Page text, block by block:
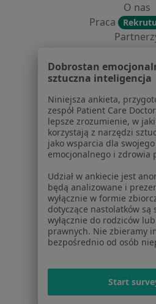
O nas
Praca
Kontakt
Lekarze
Placówki
Pytania i
Usługi i
Choroby
Pomoc
Aplikacje
Blog dla
Dla
Dla lekarzy
Dla placówek
Dobrostan
sztuczna inteligencja
Niniejsza ankieta,
zespół Patient Care
lepsze zrozumienie, w
korzystają z narzędzi
jako wsparcia dla
emocjonalnego i zdrowia
Udział w ankiecie jest
będą analizowane i
wyłącznie w formie
dotyczące nastolatków są
wyłącznie do rodziców
prawnych. Nie zbieramy
bezpośrednio od osób
Start